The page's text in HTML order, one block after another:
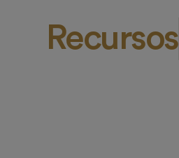
Recursos